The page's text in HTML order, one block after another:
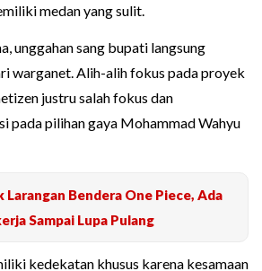
medan yang sulit.
unggahan sang bupati langsung
warganet. Alih-alih fokus pada proyek
justru salah fokus dan
pada pilihan gaya Mohammad Wahyu
Larangan Bendera One Piece, Ada
Sampai Lupa Pulang
kedekatan khusus karena kesamaan